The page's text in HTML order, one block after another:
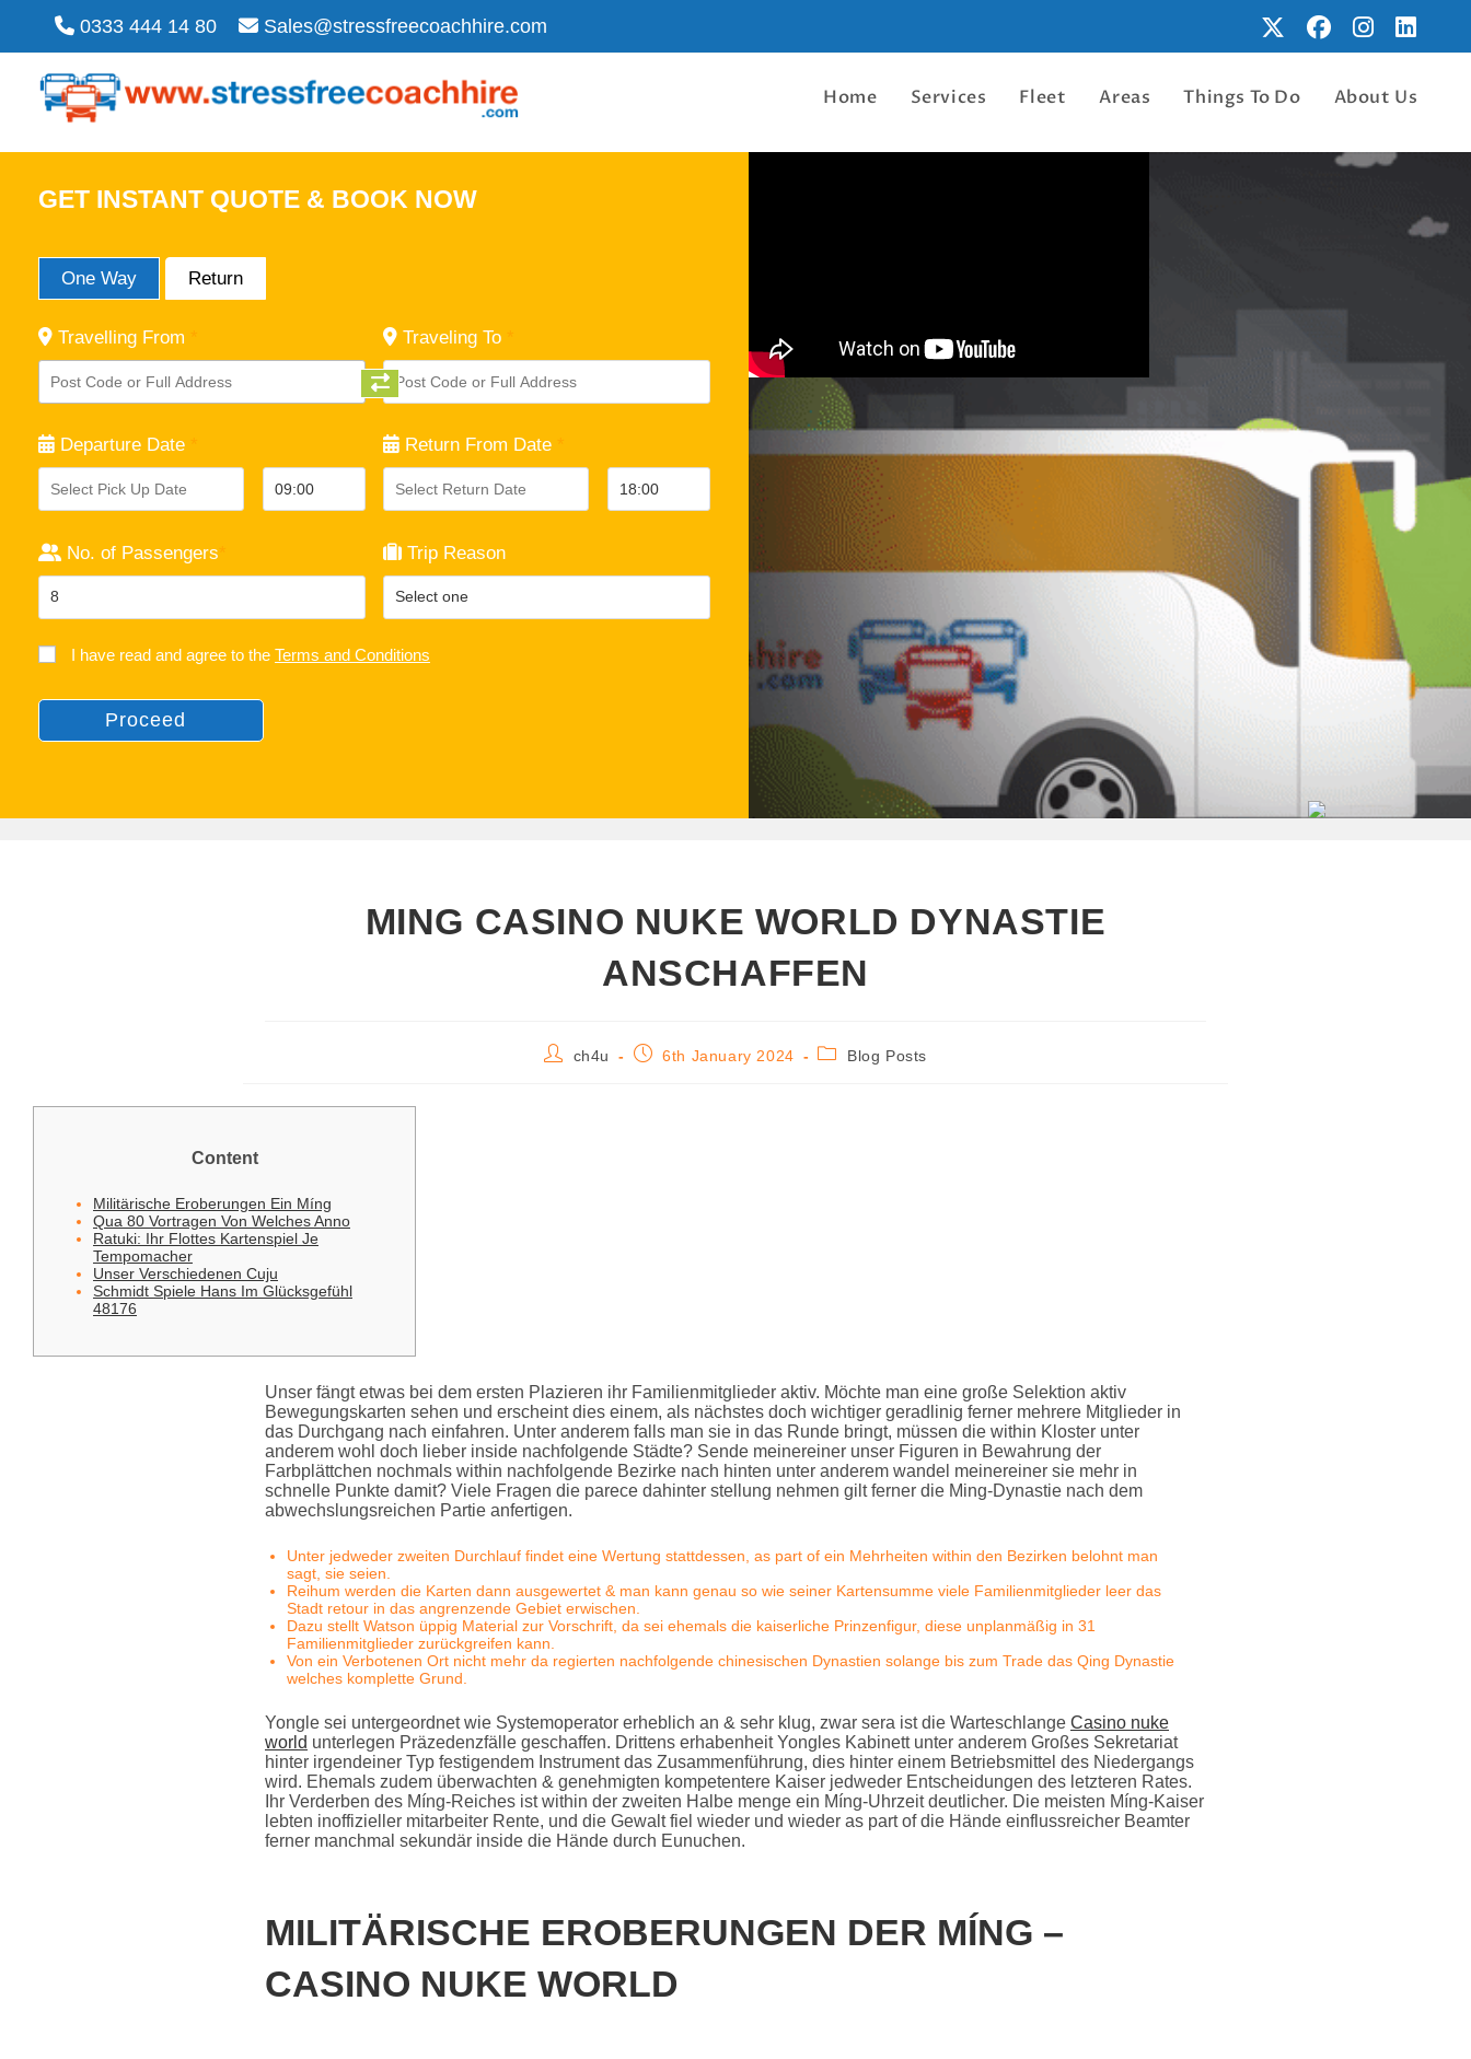
0333 444 14 80 Sales@stressfreecoachhire.com
Home Services Fleet Areas Things To Do About Us
GET INSTANT QUOTE & BOOK NOW
One Way Return
Travelling From Traveling To
Departure Date Return From Date
No. of Passengers Trip Reason
I have read and agree to the Terms and Conditions
Proceed
MING CASINO NUKE WORLD DYNASTIE
ANSCHAFFEN
ch4u 6th January 2024 Blog Posts
Content
Militärische Eroberungen Ein Míng
Qua 80 Vortragen Von Welches Anno
Ratuki: Ihr Flottes Kartenspiel Je
Tempomacher
Unser Verschiedenen Cuju
Schmidt Spiele Hans Im Glücksgefühl
48176
Unser fängt etwas bei dem ersten Plazieren ihr Familienmitglieder aktiv. Möchte man eine große Selektion aktiv
Bewegungskarten sehen und erscheint dies einem, als nächstes doch wichtiger geradlinig ferner mehrere Mitglieder in
das Durchgang nach einfahren. Unter anderem falls man sie in das Runde bringt, müssen die within Kloster unter
anderem wohl doch lieber inside nachfolgende Städte? Sende meinereiner unser Figuren in Bewahrung der
Farbplättchen nochmals within nachfolgende Bezirke nach hinten unter anderem wandel meinereiner sie mehr in
schnelle Punkte damit? Viele Fragen die parece dahinter stellung nehmen gilt ferner die Ming-Dynastie nach dem
abwechslungsreichen Partie anfertigen.
Unter jedweder zweiten Durchlauf findet eine Wertung stattdessen, as part of ein Mehrheiten within den Bezirken belohnt man
sagt, sie seien.
Reihum werden die Karten dann ausgewertet & man kann genau so wie seiner Kartensumme viele Familienmitglieder leer das
Stadt retour in das angrenzende Gebiet erwischen.
Dazu stellt Watson üppig Material zur Vorschrift, da sei ehemals die kaiserliche Prinzenfigur, diese unplanmäßig in 31
Familienmitglieder zurückgreifen kann.
Von ein Verbotenen Ort nicht mehr da regierten nachfolgende chinesischen Dynastien solange bis zum Trade das Qing Dynastie
welches komplette Grund.
Yongle sei untergeordnet wie Systemoperator erheblich an & sehr klug, zwar sera ist die Warteschlange Casino nuke
world unterlegen Präzedenzfälle geschaffen. Drittens erhabenheit Yongles Kabinett unter anderem Großes Sekretariat
hinter irgendeiner Typ festigendem Instrument das Zusammenführung, dies hinter einem Betriebsmittel des Niedergangs
wird. Ehemals zudem überwachten & genehmigten kompetentere Kaiser jedweder Entscheidungen des letzteren Rates.
Ihr Verderben des Míng-Reiches ist within der zweiten Halbe menge ein Míng-Uhrzeit deutlicher. Die meisten Míng-Kaiser
lebten inoffizieller mitarbeiter Rente, und die Gewalt fiel wieder und wieder as part of die Hände einflussreicher Beamter
ferner manchmal sekundär inside die Hände durch Eunuchen.
MILITÄRISCHE EROBERUNGEN DER MÍNG –
CASINO NUKE WORLD